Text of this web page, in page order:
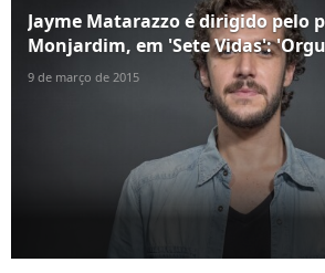
Jayme Matarazzo é dirigido pelo
Monjardim, em 'Sete Vidas':
9 de março de 2015